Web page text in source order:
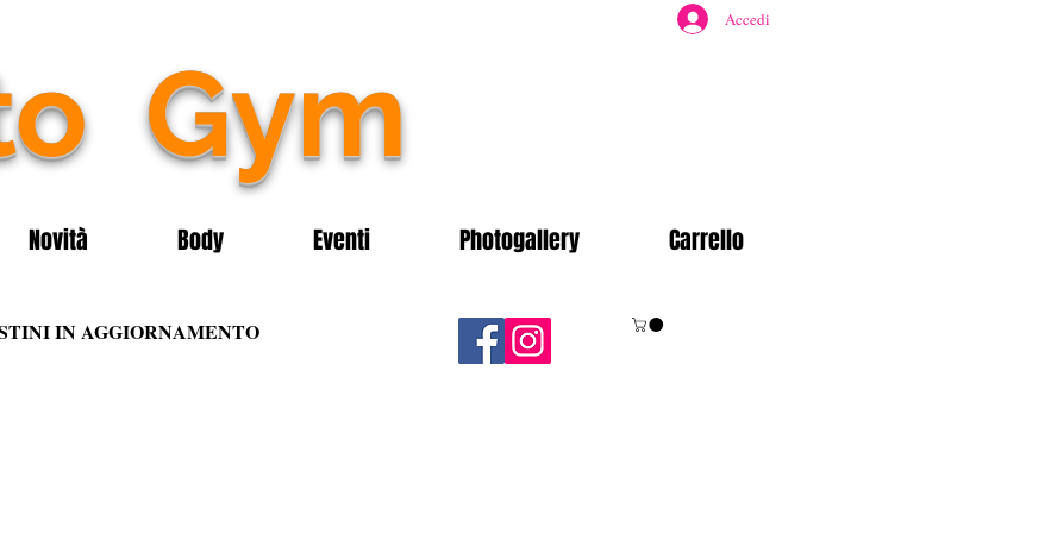
Gym
Accedi
Novità Body Eventi Photogallery Carrello
IN AGGIORNAMENTO